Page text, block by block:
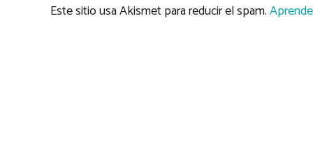
Este sitio usa Akismet para reducir el spam.